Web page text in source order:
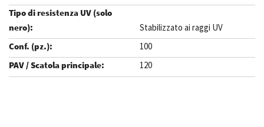
Stabilizzato ai raggi UV
100
120